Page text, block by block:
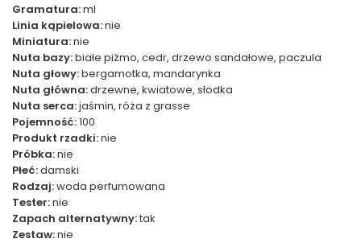
Gramatura:ml
Linia kąpielowa:nie
Miniatura:nie
Nuta bazy:białe piżmo, cedr, drzewo sandałowe, paczula
Nuta głowy:bergamotka, mandarynka
Nuta główna:drzewne, kwiatowe, słodka
Nuta serca:jaśmin, róża z grasse
Pojemność:100
Produkt rzadki:nie
Próbka:nie
Płeć:damski
Rodzaj:woda perfumowana
Tester:nie
Zapach alternatywny:tak
Zestaw:nie